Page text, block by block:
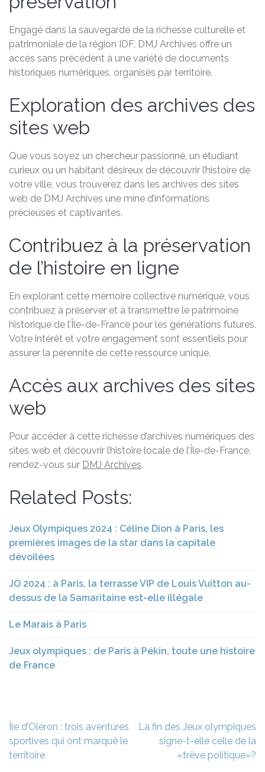
Engagé dans la sauvegarde de la richesse culturelle et
patrimoniale de la région IDF, DMJ Archives offre un
accès sans précédent à une variété de documents
historiques numériques, organisés par territoire.
Exploration des archives des
sites web
Que vous soyez un chercheur passionné, un étudiant
curieux ou un habitant désireux de découvrir l’histoire de
votre ville, vous trouverez dans les archives des sites
web de DMJ Archives une mine d’informations
précieuses et captivantes.
Contribuez à la préservation
de l’histoire en ligne
En explorant cette mémoire collective numérique, vous
contribuez à préserver et à transmettre le patrimoine
historique de l’Île-de-France pour les générations futures.
Votre intérêt et votre engagement sont essentiels pour
assurer la pérennité de cette ressource unique.
Accès aux archives des sites
web
Pour accéder à cette richesse d’archives numériques des
sites web et découvrir l’histoire locale de l’Île-de-France,
rendez-vous sur DMJ Archives.
Related Posts:
Jeux Olympiques 2024 : Céline Dion à Paris, les
premières images de la star dans la capitale
dévoilées
JO 2024 : à Paris, la terrasse VIP de Louis Vuitton au-
dessus de la Samaritaine est-elle illégale
Le Marais à Paris
Jeux olympiques : de Paris à Pékin, toute une histoire
de France
Navigation
de
l’article
Île d’Oléron : trois aventures
sportives qui ont marqué le
territoire
La fin des Jeux olympiques
signe-t-elle celle de la
«trêve politique»?